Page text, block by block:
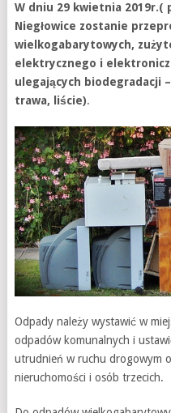
W dniu 29 kwietnia 2019r.(
Niegłowice zostanie
wielkogabarytowych,
elektrycznego i
ulegających biodegradacji
trawa, liście).
Odpady należy wystawić w
odpadów komunalnych i
utrudnień w ruchu drogowym
nieruchomości i osób trzecich.